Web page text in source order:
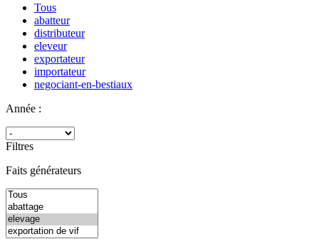
Tous
abatteur
distributeur
eleveur
exportateur
importateur
negociant-en-bestiaux
Année :
Filtres
Faits générateurs